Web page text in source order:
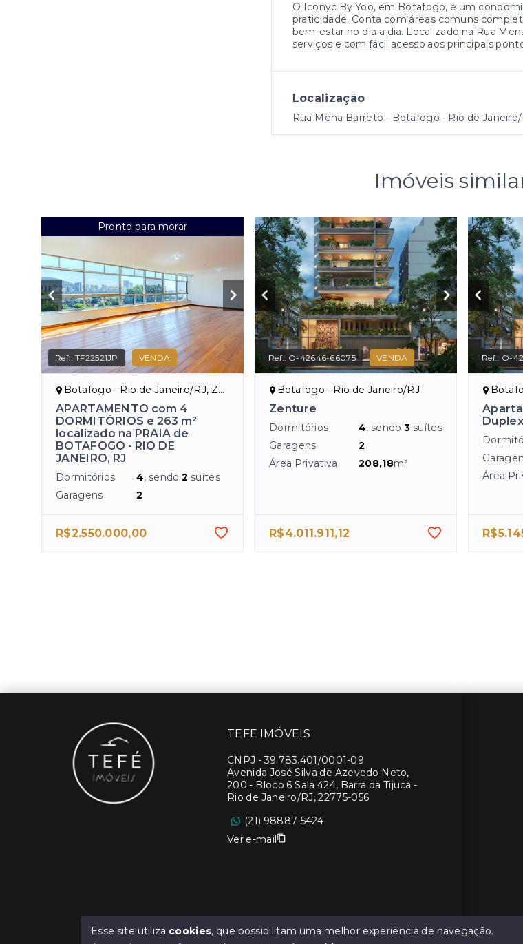
O Iconyc By Yoo, em Botafogo, é um
praticidade. Conta com áreas comuns
bem-estar no dia a dia. Localizado na Rua
serviços e com fácil acesso aos principais
Localização
Rua Mena Barreto - Botafogo - Rio de Janeiro/
Imóveis
Pronto para morar
Ref.:TF22521JP VENDA
Botafogo - Rio de Janeiro/RJ, Zona Sul
APARTAMENTO com 4
DORMITÓRIOS e 263 m²
localizado na PRAIA de
BOTAFOGO - RIO DE
JANEIRO, RJ
Dormitórios 4, sendo2 suítes
Garagens
2
R$2.550.000,00
Ref.: O-42646-66075 VENDA
Botafogo - Rio de Janeiro/RJ
Zenture
Dormitórios 4, sendo3 suítes
Garagens
2
Área Privativa
208,18m²
R$4.011.911,12
Ref.: O-
Duplex
Área
TEFE IMÓVEIS
CNPJ -39.783.401/0001-09
Avenida José Silva de Azevedo Neto,
200 - Bloco 6 Sala 424, Barra da Tijuca -
Rio de Janeiro/RJ, 22775-056
(21) 98887-5424
Ver e-mail
Esse site utiliza cookies, que possibilitam uma melhor experiência de navegação.